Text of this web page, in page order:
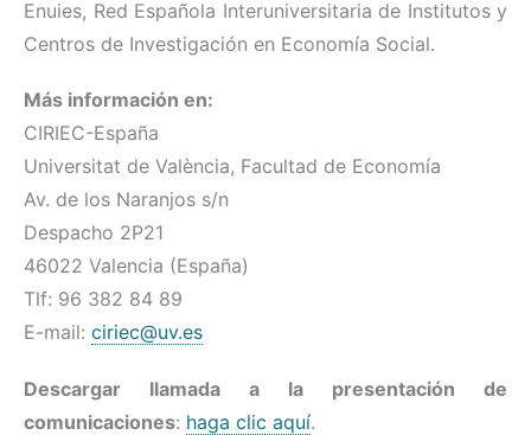
Enuies, Red Española Interuniversitaria de Institutos y
Centros de Investigación en Economía Social.
Más información en:
CIRIEC-España
Universitat de València, Facultad de Economía
Av. de los Naranjos s/n
Despacho 2P21
46022 Valencia (España)
Tlf: 96 382 84 89
E-mail: ciriec@uv.es
Descargar llamada a la presentación de
comunicaciones: haga clic aquí.